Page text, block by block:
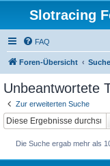
Slotracing
FAQ
Foren-Übersicht Suche
Unbeantwortete
Zur erweiterten Suche
Die Suche ergab mehr als